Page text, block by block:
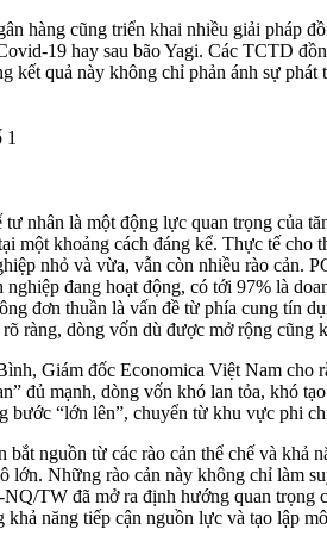
hàng cũng triển khai nhiều giải pháp
19 hay sau bão Yagi. Các TCTD
kết quả này không chỉ phản ánh sự
nhân là một động lực quan trọng của
một khoảng cách đáng kể. Thực tế
nhỏ và vừa, vẫn còn nhiều rào
đang hoạt động, có tới 97% là
đơn thuần là vấn đề từ phía cung tín
ràng, dòng vốn dù được mở rộng cũng
Giám đốc Economica Việt Nam cho
đủ mạnh, dòng vốn khó lan tỏa, khó
bước “lớn lên”, chuyển từ khu vực phi
nguồn từ các rào cản thể chế và
lớn. Những rào cản này không chỉ làm
TW đã mở ra định hướng quan trọng
khả năng tiếp cận nguồn lực và tạo lập